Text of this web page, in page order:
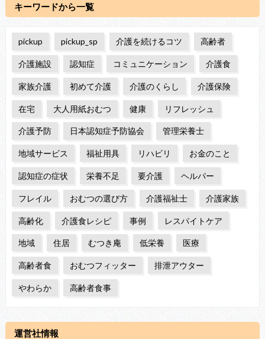
キーワードから一覧
pickup pickup_sp 介護を続けるコツ 高齢者
介護施設 認知症 コミュニケーション 介護食
家族介護 初めて介護 介護のくらし 介護保険
在宅 大人用紙おむつ 健康 リフレッシュ
介護予防 日本認知症予防協会 管理栄養士
地域サービス 福祉用具 リハビリ お金のこと
認知症の症状 栄養不足 要介護 ヘルパー
フレイル おむつの選び方 介護福祉士 介護家族
高齢化 介護食レシピ 事例 レスパイトケア
地域 住居 むつき庵 低栄養 医療
高齢者食 おむつフィッター 排泄アウター
やわらか 高齢者食事
運営社情報